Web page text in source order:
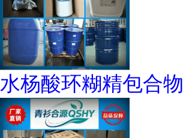
水杨酸环糊精包合物